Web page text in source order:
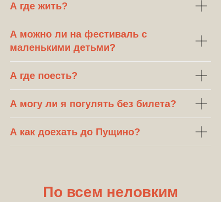
А где жить?
А можно ли на фестиваль с
маленькими детьми?
А где поесть?
А могу ли я погулять без билета?
A как доехать до Пущино?
По всем неловким